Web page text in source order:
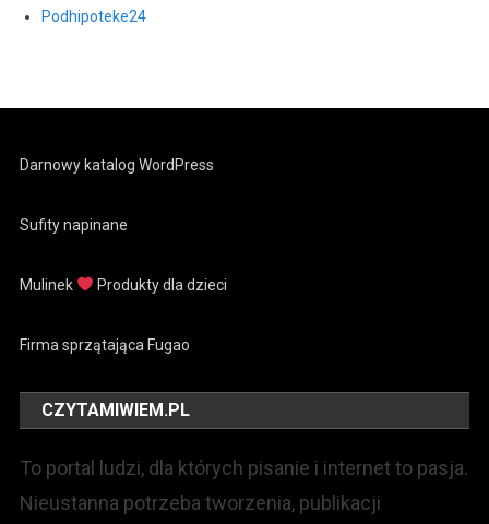
Podhipoteke24
Darnowy katalog WordPress
Sufity napinane
Mulinek Produkty dla dzieci
Firma sprzątająca Fugao
CZYTAMIWIEM.PL
To portal ludzi, dla których pisanie i internet to pasja.
Nieustanna potrzeba tworzenia, publikacji